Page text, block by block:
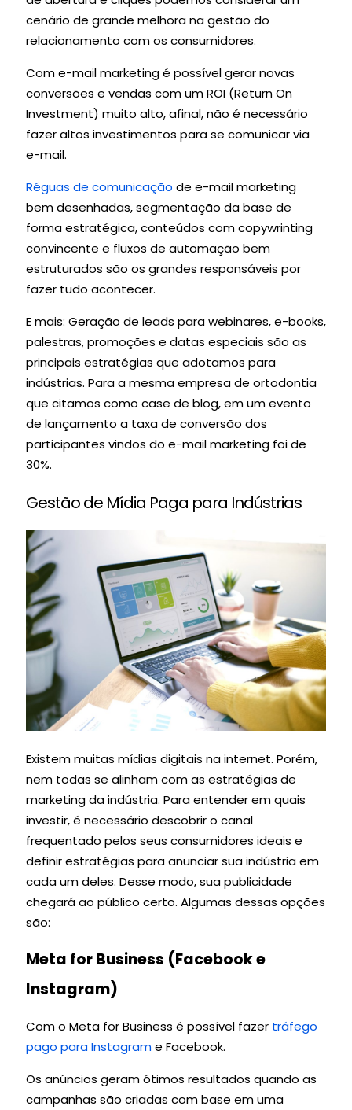
cenário de grande melhora na gestão do
relacionamento com os consumidores.
Com e-mail marketing é possível gerar novas
conversões e vendas com um ROI (Return On
Investment) muito alto, afinal, não é necessário
fazer altos investimentos para se comunicar via
e-mail.
Réguas de comunicação de e-mail marketing
bem desenhadas, segmentação da base de
forma estratégica, conteúdos com copywrinting
convincente e fluxos de automação bem
estruturados são os grandes responsáveis por
fazer tudo acontecer.
E mais: Geração de leads para webinares, e-books,
palestras, promoções e datas especiais são as
principais estratégias que adotamos para
indústrias. Para a mesma empresa de ortodontia
que citamos como case de blog, em um evento
de lançamento a taxa de conversão dos
participantes vindos do e-mail marketing foi de
30%.
Gestão de Mídia Paga para Indústrias
Existem muitas mídias digitais na internet. Porém,
nem todas se alinham com as estratégias de
marketing da indústria. Para entender em quais
investir, é necessário descobrir o canal
frequentado pelos seus consumidores ideais e
definir estratégias para anunciar sua indústria em
cada um deles. Desse modo, sua publicidade
chegará ao público certo. Algumas dessas opções
são:
Meta for Business (Facebook e
Instagram)
Com o Meta for Business é possível fazer tráfego
pago para Instagrame Facebook.
Os anúncios geram ótimos resultados quando as
campanhas são criadas com base em uma